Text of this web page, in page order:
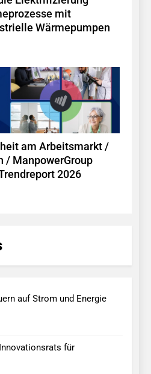
mit
Wärmepumpen
am Arbeitsmarkt /
/ ManpowerGroup
2026
auf Strom und Energie
für